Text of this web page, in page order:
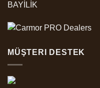
BAYİLİK
MÜŞTERI DESTEK